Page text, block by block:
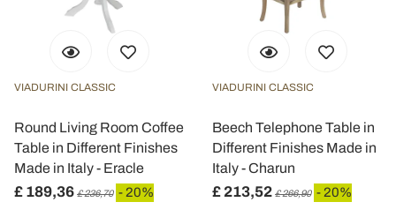
VIADURINI CLASSIC
Round Living Room Coffee
Table in Different Finishes
Made in Italy - Eracle
£ 189,36 £ 236,70 - 20%
VIADURINI CLASSIC
Beech Telephone Table in
Different Finishes Made in
Italy - Charun
£ 213,52 £ 266,90 - 20%